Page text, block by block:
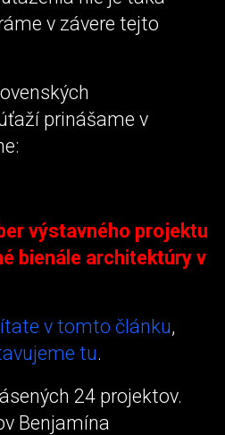
v závere tejto
prinášame v
výstavného projektu
bienále architektúry v
v tomto článku,
tu.
24 projektov.
Benjamína